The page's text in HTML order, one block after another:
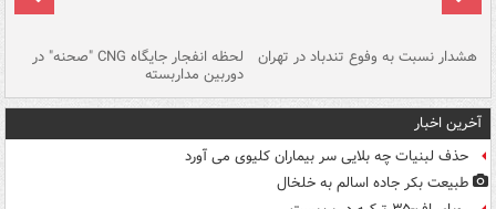
هشدار نسبت به وفوع تندباد در تهران لحظه انفجار جایگاه CNG "صحنه" در
دوربین مداربسته
آخرین اخبار
حذف لبنیات چه بلایی سر بیماران کلیوی می آورد
طبیعت بکر جاده اسالم به خلخال